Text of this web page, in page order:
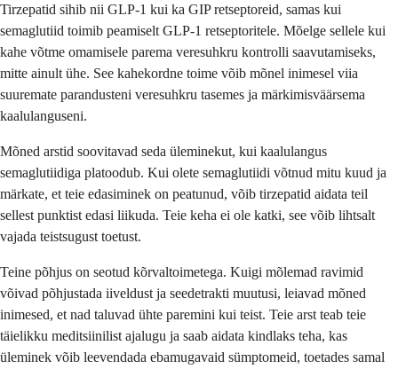
Tirzepatid sihib nii GLP-1 kui ka GIP retseptoreid, samas kui
semaglutiid toimib peamiselt GLP-1 retseptoritele. Mõelge sellele kui
kahe võtme omamisele parema veresuhkru kontrolli saavutamiseks,
mitte ainult ühe. See kahekordne toime võib mõnel inimesel viia
suuremate parandusteni veresuhkru tasemes ja märkimisväärsema
kaalulanguseni.
Mõned arstid soovitavad seda üleminekut, kui kaalulangus
semaglutiidiga platoodub. Kui olete semaglutiidi võtnud mitu kuud ja
märkate, et teie edasiminek on peatunud, võib tirzepatid aidata teil
sellest punktist edasi liikuda. Teie keha ei ole katki, see võib lihtsalt
vajada teistsugust toetust.
Teine põhjus on seotud kõrvaltoimetega. Kuigi mõlemad ravimid
võivad põhjustada iiveldust ja seedetrakti muutusi, leiavad mõned
inimesed, et nad taluvad ühte paremini kui teist. Teie arst teab teie
täielikku meditsiinilist ajalugu ja saab aidata kindlaks teha, kas
üleminek võib leevendada ebamugavaid sümptomeid, toetades samal